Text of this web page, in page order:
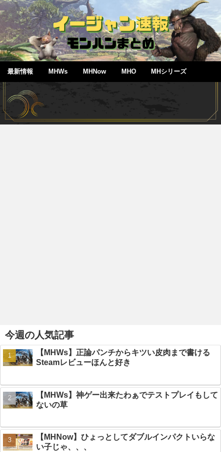
最新情報 MHWs MHNow MHO MHシリーズ
今週の人気記事
【MHWs】正論パンチからキツい皮肉まで書ける
Steamレビューほんと好き
【MHWs】神ゲー出来たわぁでテストプレイもして
ないの草
【MHNow】ひょっとしてダブルインパクトいらな
い子じゃ、、、